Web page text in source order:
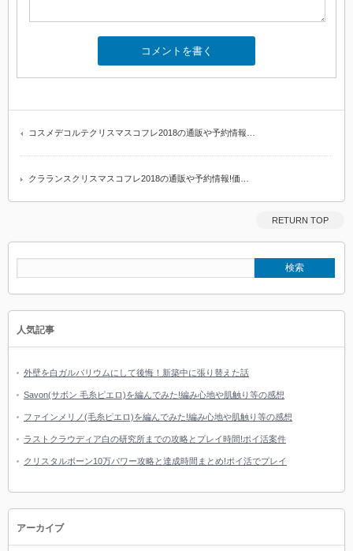
コスメデコルテクリスマスコフレ2018の通販や予約情報…
クラランスクリスマスコフレ2018の通販や予約情報!価…
RETURN TOP
人気記事
外壁を白ガルバリウムにして後悔！新築中に張り替えた話
Savon(サボン 毛糸ピエロ)を編んでみた!編み心地や肌触り等の感想
ファインメリノ(毛糸ピエロ)を編んでみた!編み心地や肌触り等の感想
ラストクラウディア白の研究所までの攻略とプレイ時間!ポイ活案件
クリスタルボーン10万パワー攻略と達成時間まとめ!ポイ活でプレイ
アーカイブ